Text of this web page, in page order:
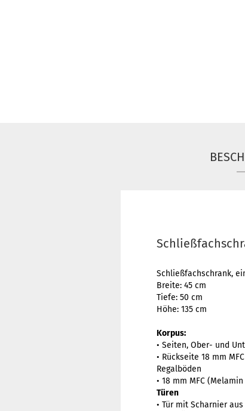
Schließfachschrank,
Breite: 45 cm
Tiefe: 50 cm
Höhe: 135 cm
Korpus:
• Seiten, Ober- und
• Rückseite 18 mm
Regalböden
• 18 mm MFC
Türen
• Tür mit Scharnier